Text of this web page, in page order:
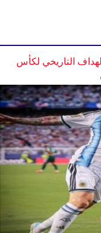
التاريخي لكأس